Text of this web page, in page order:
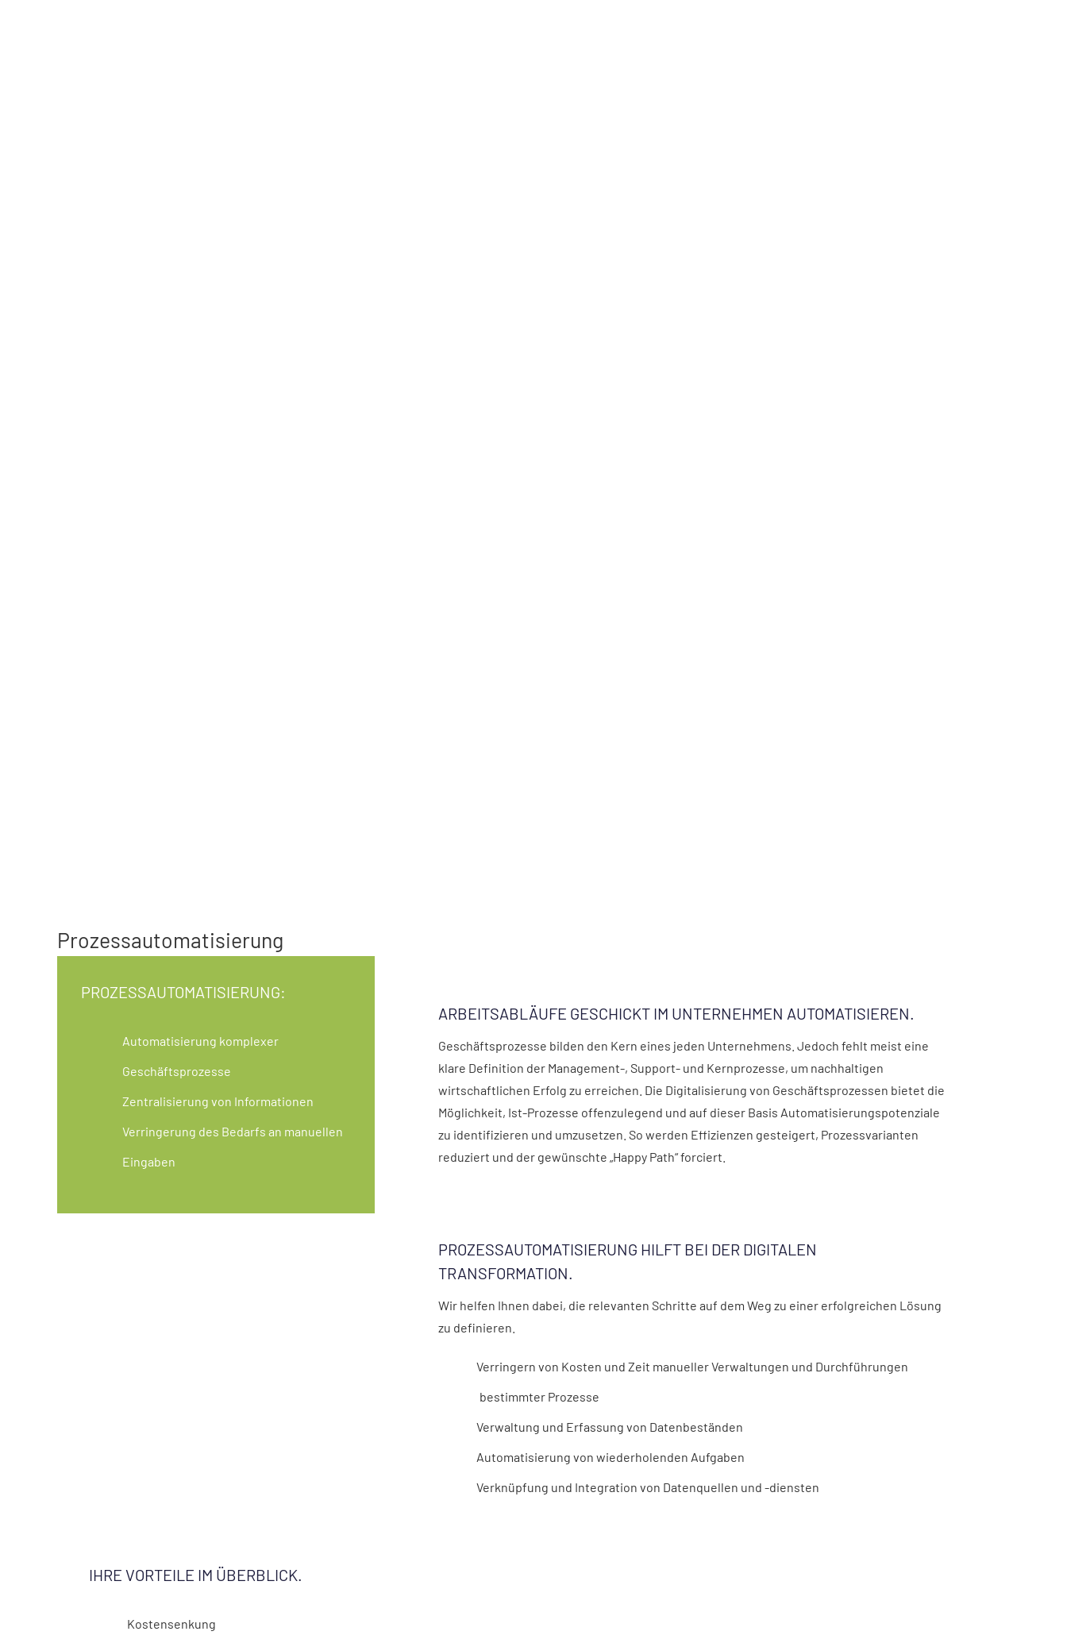
Prozess­automatisierung
PROZESSAUTOMATISIERUNG:
Automatisierung komplexer
Geschäftsprozesse
Zentralisierung von Informationen
Verringerung des Bedarfs an manuellen
Eingaben
ARBEITSABLÄUFE GESCHICKT IM UNTERNEHMEN AUTOMATISIEREN.
Geschäftsprozesse bilden den Kern eines jeden Unternehmens. Jedoch fehlt meist eine
klare Definition der Management-, Support- und Kernprozesse, um nachhaltigen
wirtschaftlichen Erfolg zu erreichen. Die Digitalisierung von Geschäftsprozessen bietet die
Möglichkeit, Ist-Prozesse offenzulegend und auf dieser Basis Automatisierungspotenziale
zu identifizieren und umzusetzen. So werden Effizienzen gesteigert, Prozessvarianten
reduziert und der gewünschte „Happy Path“ forciert.
PROZESSAUTOMATISIERUNG HILFT BEI DER DIGITALEN
TRANSFORMATION.
Wir helfen Ihnen dabei, die relevanten Schritte auf dem Weg zu einer erfolgreichen Lösung
zu definieren.
Verringern von Kosten und Zeit manueller Verwaltungen und Durchführungen
bestimmter Prozesse
Verwaltung und Erfassung von Datenbeständen
Automatisierung von wiederholenden Aufgaben
Verknüpfung und Integration von Datenquellen und -diensten
IHRE VORTEILE IM ÜBERBLICK.
Kostensenkung